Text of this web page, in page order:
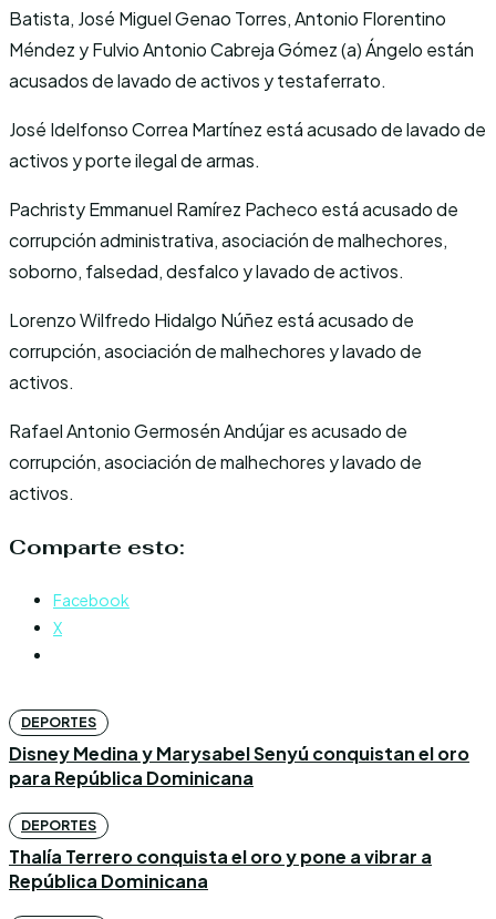
Batista, José Miguel Genao Torres, Antonio Florentino
Méndez y Fulvio Antonio Cabreja Gómez (a) Ángelo están
acusados de lavado de activos y testaferrato.
José Idelfonso Correa Martínez está acusado de lavado de
activos y porte ilegal de armas.
Pachristy Emmanuel Ramírez Pacheco está acusado de
corrupción administrativa, asociación de malhechores,
soborno, falsedad, desfalco y lavado de activos.
Lorenzo Wilfredo Hidalgo Núñez está acusado de
corrupción, asociación de malhechores y lavado de
activos.
Rafael Antonio Germosén Andújar es acusado de
corrupción, asociación de malhechores y lavado de
activos.
Comparte esto:
Facebook
X
DEPORTES
Disney Medina y Marysabel Senyú conquistan el oro
para República Dominicana
DEPORTES
Thalía Terrero conquista el oro y pone a vibrar a
República Dominicana